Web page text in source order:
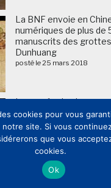
La BNF envoie en
numériques de plus de
manuscrits des
Dunhuang
posté le 25 mars 2018
Le musée des beaux-
l’Arkansas annonce
millions de dollars de
financer sa
posté le 15 septembre 2022
cookies pour vous
site. Si vous
que vous
cookies.
Ok